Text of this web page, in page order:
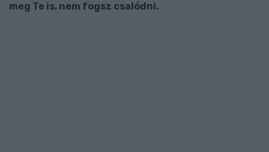
meg Te is, nem fogsz csalódni.